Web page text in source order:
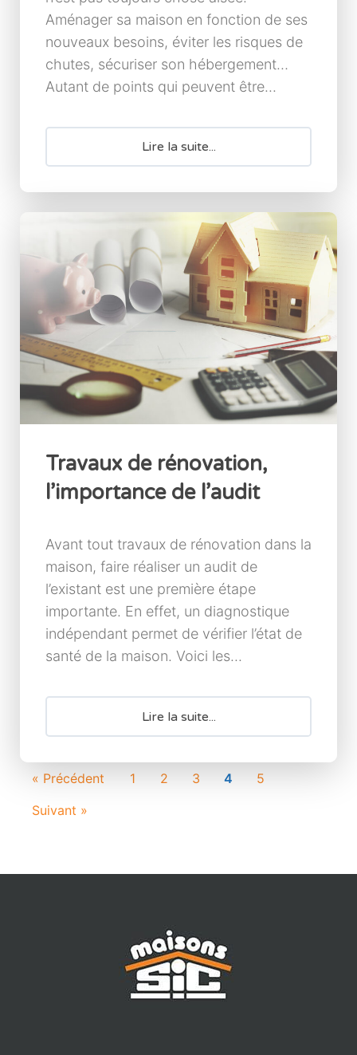
Aménager sa maison en fonction de ses
nouveaux besoins, éviter les risques de
chutes, sécuriser son hébergement…
Autant de points qui peuvent être...
Lire la suite...
Travaux de rénovation,
l’importance de l’audit
Avant tout travaux de rénovation dans la
maison, faire réaliser un audit de
l’existant est une première étape
importante. En effet, un diagnostique
indépendant permet de vérifier l’état de
santé de la maison. Voici les...
Lire la suite...
« Précédent 1 2 3 4
5
Suivant »